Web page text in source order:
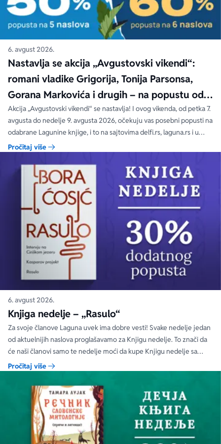
6. avgust 2026.
Nastavlja se akcija „Avgustovski vikendi“:
romani vladike Grigorija, Tonija Parsonsa,
Gorana Markovića i drugih – na popustu od
čak 40, 50 i 60%
Akcija „Avgustovski vikendi“ se nastavlja! I ovog vikenda, od petka 7.
avgusta do nedelje 9. avgusta 2026, očekuju vas posebni popusti na
odabrane Lagunine knjige, i to na sajtovima delfi.rs, laguna.rs i u
svim Delfi knjižarama.
Pročitaj više
6. avgust 2026.
Knjiga nedelje – „Rasulo“
Za svoje članove Laguna uvek ima dobre vesti! Svake nedelje jedan
od aktuelnijih naslova proglašavamo za Knjigu nedelje. To znači da
će naši članovi samo te nedelje moći da kupe Knjigu nedelje sa
specijalnim DODATNIM popustom od 30%.
Pročitaj više